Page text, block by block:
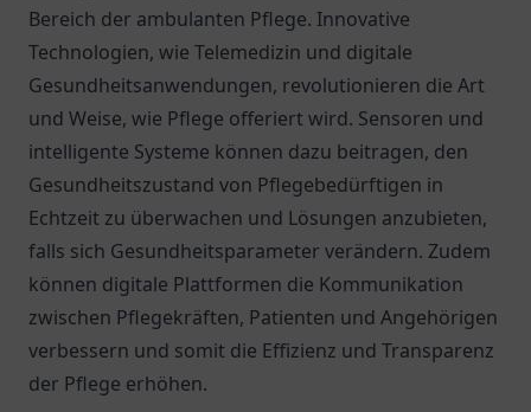
Bereich der ambulanten Pflege. Innovative
Technologien, wie Telemedizin und digitale
Gesundheitsanwendungen, revolutionieren die Art
und Weise, wie Pflege offeriert wird. Sensoren und
intelligente Systeme können dazu beitragen, den
Gesundheitszustand von Pflegebedürftigen in
Echtzeit zu überwachen und Lösungen anzubieten,
falls sich Gesundheitsparameter verändern. Zudem
können digitale Plattformen die Kommunikation
zwischen Pflegekräften, Patienten und Angehörigen
verbessern und somit die Effizienz und Transparenz
der Pflege erhöhen.